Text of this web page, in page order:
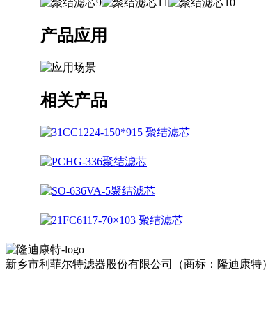
产品应用
相关产品
新乡市利菲尔特滤器股份有限公司（商标：隆迪康特）